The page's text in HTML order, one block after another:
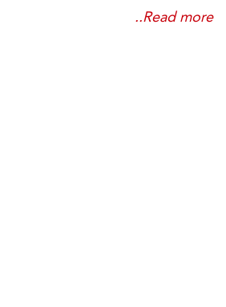
Read more..